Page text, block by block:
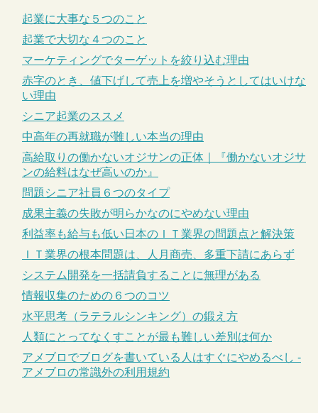
起業に大事な５つのこと
起業で大切な４つのこと
マーケティングでターゲットを絞り込む理由
赤字のとき、値下げして売上を増やそうとしてはいけな
い理由
シニア起業のススメ
中高年の再就職が難しい本当の理由
高給取りの働かないオジサンの正体｜『働かないオジサ
ンの給料はなぜ高いのか』
問題シニア社員６つのタイプ
成果主義の失敗が明らかなのにやめない理由
利益率も給与も低い日本のＩＴ業界の問題点と解決策
ＩＴ業界の根本問題は、人月商売、多重下請にあらず
システム開発を一括請負することに無理がある
情報収集のための６つのコツ
水平思考（ラテラルシンキング）の鍛え方
人類にとってなくすことが最も難しい差別は何か
アメブロでブログを書いている人はすぐにやめるべし -
アメブロの常識外の利用規約